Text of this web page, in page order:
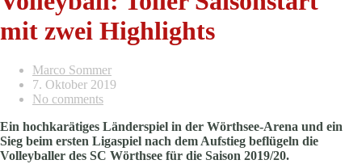
mit zwei Highlights
Marco Sommer
7. Oktober 2019
No comments
Ein hochkarätiges Länderspiel in der Wörthsee-Arena und ein
Sieg beim ersten Ligaspiel nach dem Aufstieg beflügeln die
Volleyballer des SC Wörthsee für die Saison 2019/20.